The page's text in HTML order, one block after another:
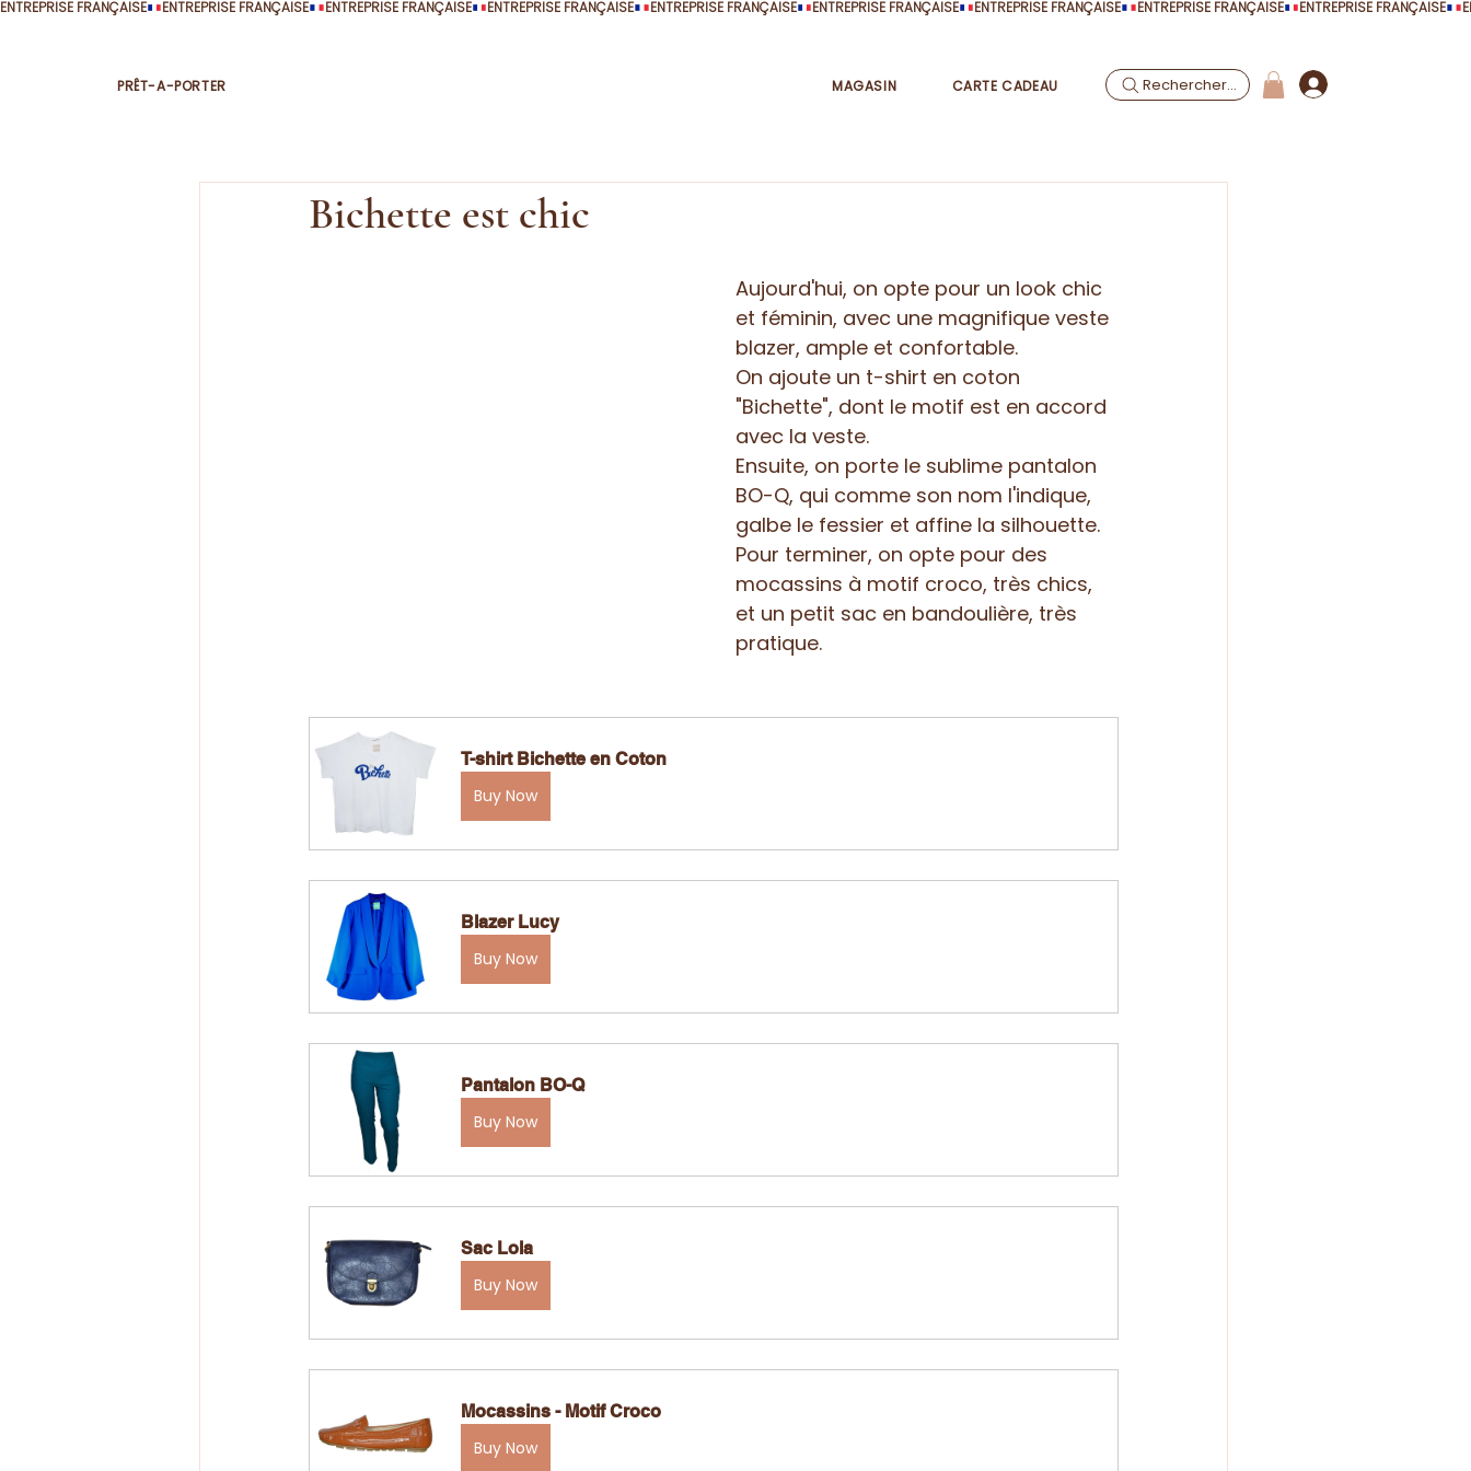
ENTREPRISE FRANÇAISE
PRÊT-A-PORTER MAGASIN CARTE CADEAU Rechercher...
Bichette est chic
Aujourd'hui, on opte pour un look chic
et féminin, avec une magnifique veste
blazer, ample et confortable.
On ajoute un t-shirt en coton
"Bichette", dont le motif est en accord
avec la veste.
Ensuite, on porte le sublime pantalon
BO-Q, qui comme son nom l'indique,
galbe le fessier et affine la silhouette.
Pour terminer, on opte pour des
mocassins à motif croco, très chics,
et un petit sac en bandoulière, très
pratique.
T-shirt Bichette en Coton
Buy Now
Blazer Lucy
Buy Now
Pantalon BO-Q
Buy Now
Sac Lola
Buy Now
Mocassins - Motif Croco
Buy Now